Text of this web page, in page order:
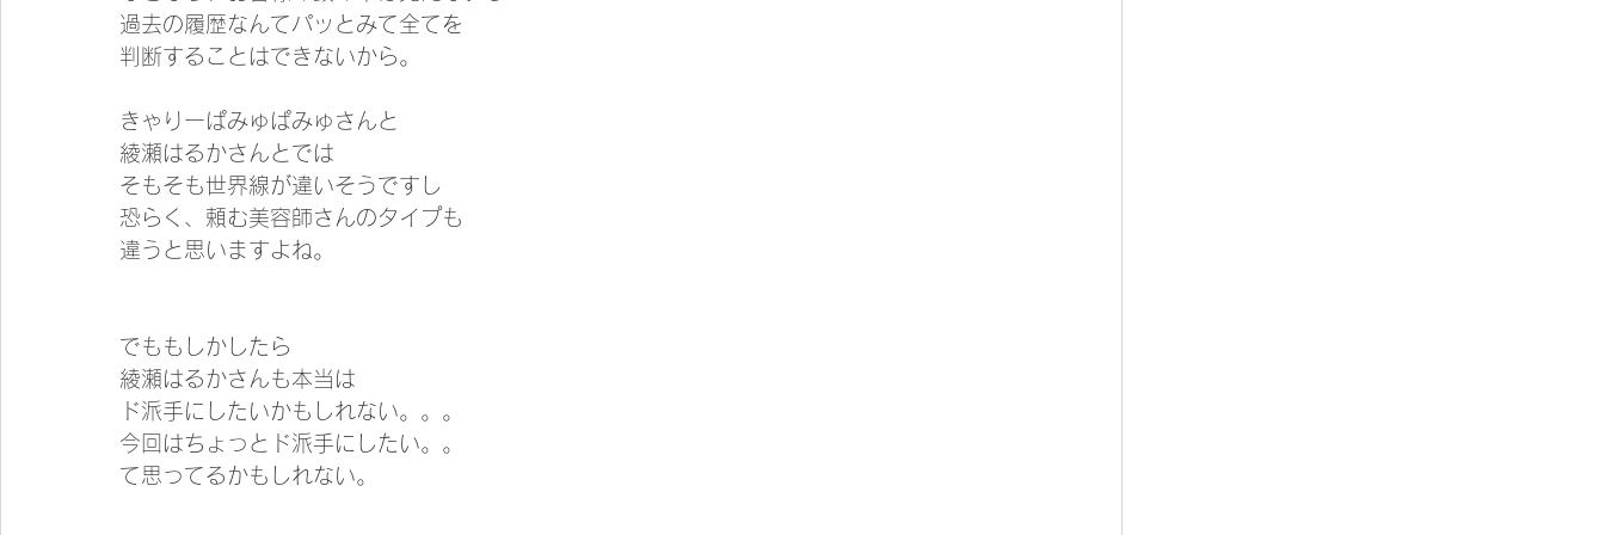
過去の履歴なんてパッとみて全てを
判断することはできないから。
きゃりーぱみゅぱみゅさんと
綾瀬はるかさんとでは
そもそも世界線が違いそうですし
恐らく、頼む美容師さんのタイプも
違うと思いますよね。
でももしかしたら
綾瀬はるかさんも本当は
ド派手にしたいかもしれない。。。
今回はちょっとド派手にしたい。。
て思ってるかもしれない。